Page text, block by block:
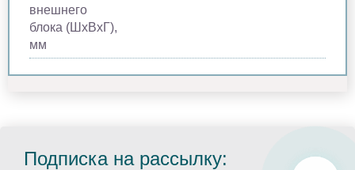
внешнего
блока (ШхВхГ),
мм
Подписка на рассылку: